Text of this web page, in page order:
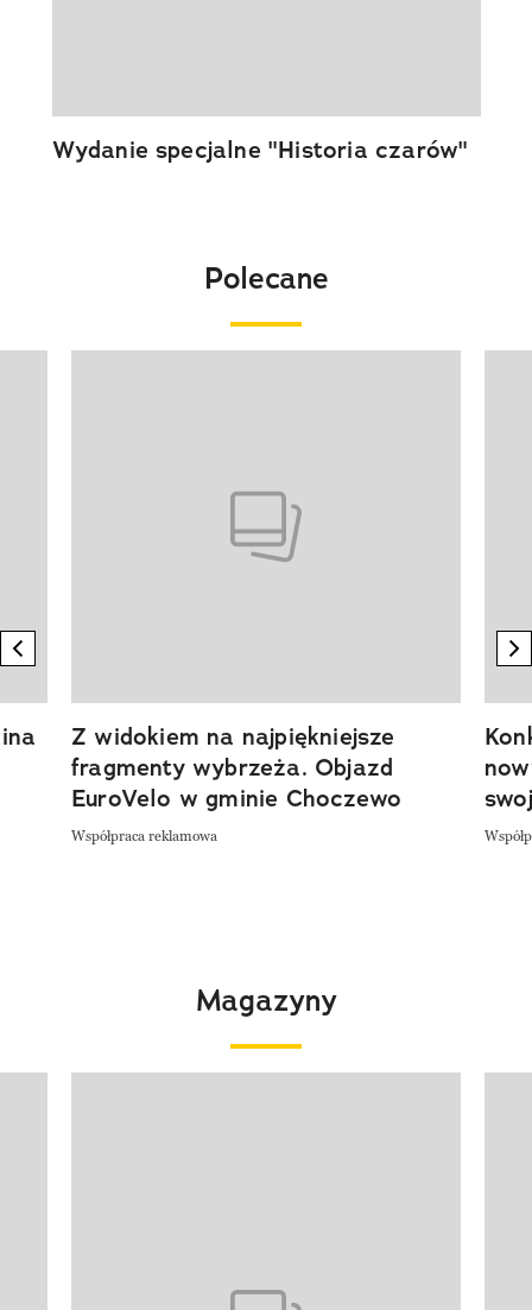
Wydanie specjalne "Historia czarów"
Polecane
previous element
Z widokiem na najpiękniejsze
fragmenty wybrzeża. Objazd
EuroVelo w gminie Choczewo
Współpraca reklamowa
Magazyny